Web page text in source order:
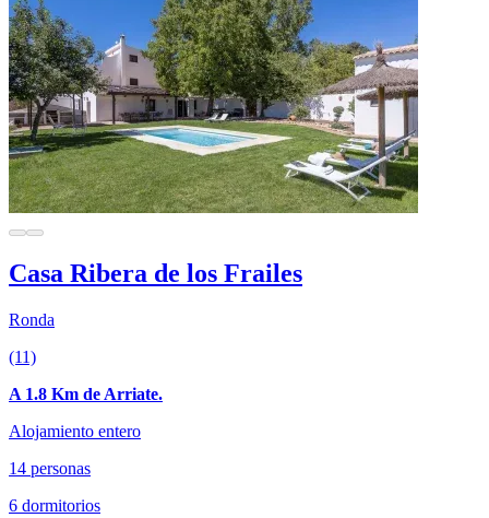
Casa Ribera de los Frailes
Ronda
(11)
A 1.8 Km de Arriate.
Alojamiento entero
14 personas
6 dormitorios